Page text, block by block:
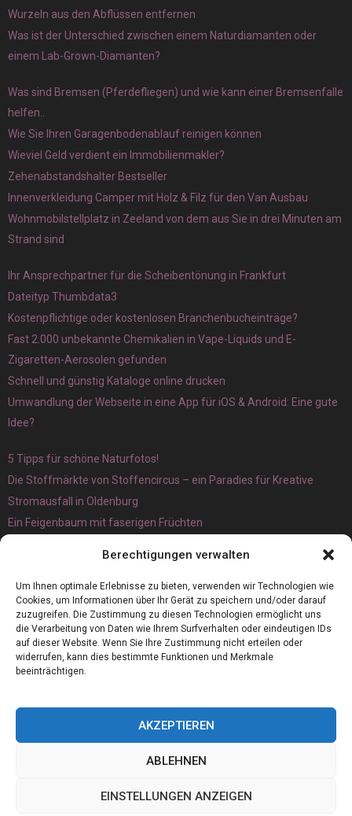
Berechtigungen verwalten
Um Ihnen optimale Erlebnisse zu bieten, verwenden wir Technologien wie
Cookies, um Informationen über Ihr Gerät zu speichern und/oder darauf
zuzugreifen. Die Zustimmung zu diesen Technologien ermöglicht uns
die Verarbeitung von Daten wie Ihrem Surfverhalten oder eindeutigen IDs
auf dieser Website. Wenn Sie Ihre Zustimmung nicht erteilen oder
widerrufen, kann dies bestimmte Funktionen und Merkmale
beeinträchtigen.
AKZEPTIEREN
ABLEHNEN
EINSTELLUNGEN ANZEIGEN
Wurzeln aus den Abflüssen entfernen
Was ist der Unterschied zwischen einem Naturdiamanten oder
einem Lab-Grown-Diamanten?
Was sind Bremsen (Pferdefliegen) und wie kann einer Bremsenfalle
helfen..
Wie Sie Ihren Garagenbodenablauf reinigen können
Wieviel Geld verdient ein Immobilienmakler?
Zehenabstandshalter Bestseller
Innenverkleidung Camper mit Holz & Filz für den Van Ausbau
Wohnmobilstellplatz in Zeeland von dem aus Sie in drei Minuten am
Strand sind
Ihr Ansprechpartner für die Scheibentönung in Frankfurt
Dateityp Thumbdata3
Kostenpflichtige oder kostenlosen Branchenbucheinträge?
Fast 2.000 unbekannte Chemikalien in Vape-Liquids und E-
Zigaretten-Aerosolen gefunden
Schnell und günstig Kataloge online drucken
Umwandlung der Webseite in eine App für iOS & Android: Eine gute
Idee?
5 Tipps für schöne Naturfotos!
Die Stoffmärkte von Stoffencircus – ein Paradies für Kreative
Stromausfall in Oldenburg
Ein Feigenbaum mit faserigen Früchten
Magnetangeln